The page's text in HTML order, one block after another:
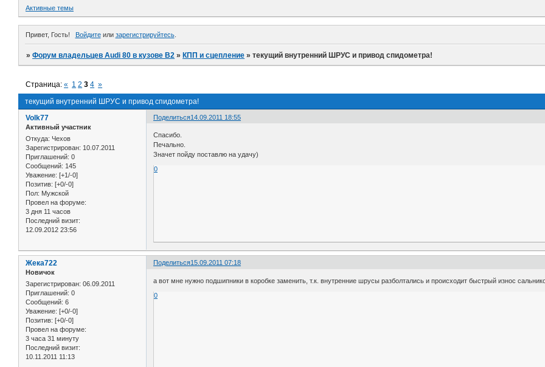
Активные темы
Привет, Гость! Войдитеили зарегистрируйтесь.
»Форум владельцев Audi 80 в кузове В2 »КПП и сцепление »текущий внутренний ШРУС и привод спидометра!
текущий внутренний ШРУС и привод спидометра!
Страница:« 1 2 3 4 »
Поделиться14.09.2011 18:55
Volk77
Активный участник
Откуда: Чехов
Зарегистрирован: 10.07.2011
Приглашений: 0
Сообщений: 145
Уважение: [+1/-0]
Позитив: [+0/-0]
Пол: Мужской
Провел на форуме:
3 дня 11 часов
Последний визит:
12.09.2012 23:56
Спасибо.
Печально.
Значет пойду поставлю на удачу)
0
Поделиться15.09.2011 07:18
Жека722
Новичок
Зарегистрирован: 06.09.2011
Приглашений: 0
Сообщений: 6
Уважение: [+0/-0]
Позитив: [+0/-0]
Провел на форуме:
3 часа 31 минуту
Последний визит:
10.11.2011 11:13
а вот мне нужно подшипники в коробке заменить, т.к. внутренние шрусы разболтались и происходит быстрый износ
0